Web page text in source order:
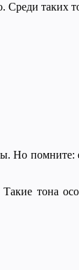
Среди таких
Но
тона